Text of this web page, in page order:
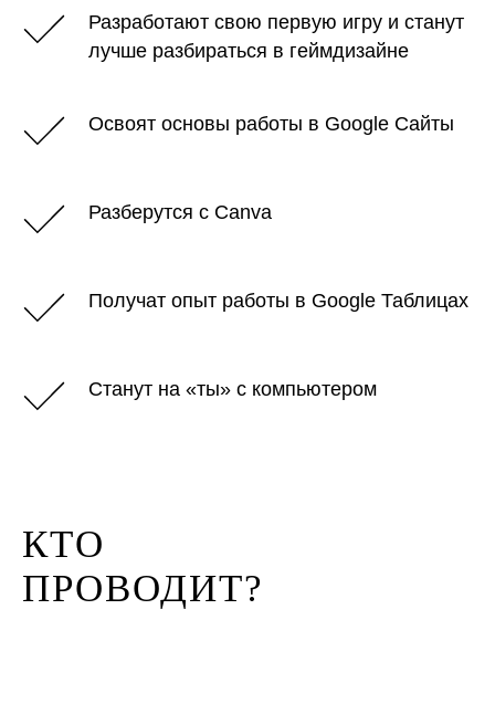
Разработают свою первую игру и станут
лучше разбираться в геймдизайне
Освоят основы работы в Google Сайты
Разберутся с Canva
Получат опыт работы в Google Таблицах
Станут на «ты» с компьютером
КТО
ПРОВОДИТ?